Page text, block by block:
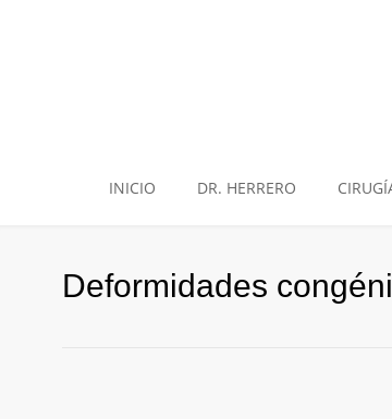
INICIO DR. HERRERO
Deformidades